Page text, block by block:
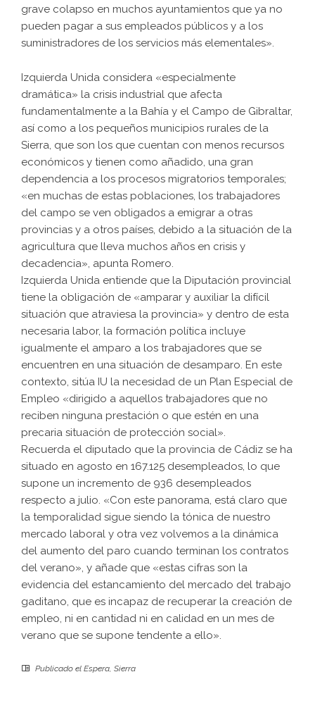
grave colapso en muchos ayuntamientos que ya no
pueden pagar a sus empleados públicos y a los
suministradores de los servicios más elementales».
Izquierda Unida considera «especialmente
dramática» la crisis industrial que afecta
fundamentalmente a la Bahía y el Campo de Gibraltar,
así como a los pequeños municipios rurales de la
Sierra, que son los que cuentan con menos recursos
económicos y tienen como añadido, una gran
dependencia a los procesos migratorios temporales;
«en muchas de estas poblaciones, los trabajadores
del campo se ven obligados a emigrar a otras
provincias y a otros países, debido a la situación de la
agricultura que lleva muchos años en crisis y
decadencia», apunta Romero.
Izquierda Unida entiende que la Diputación provincial
tiene la obligación de «amparar y auxiliar la difícil
situación que atraviesa la provincia» y dentro de esta
necesaria labor, la formación política incluye
igualmente el amparo a los trabajadores que se
encuentren en una situación de desamparo. En este
contexto, sitúa IU la necesidad de un Plan Especial de
Empleo «dirigido a aquellos trabajadores que no
reciben ninguna prestación o que estén en una
precaria situación de protección social».
Recuerda el diputado que la provincia de Cádiz se ha
situado en agosto en 167.125 desempleados, lo que
supone un incremento de 936 desempleados
respecto a julio. «Con este panorama, está claro que
la temporalidad sigue siendo la tónica de nuestro
mercado laboral y otra vez volvemos a la dinámica
del aumento del paro cuando terminan los contratos
del verano», y añade que «estas cifras son la
evidencia del estancamiento del mercado del trabajo
gaditano, que es incapaz de recuperar la creación de
empleo, ni en cantidad ni en calidad en un mes de
verano que se supone tendente a ello».
Publicado el Espera, Sierra